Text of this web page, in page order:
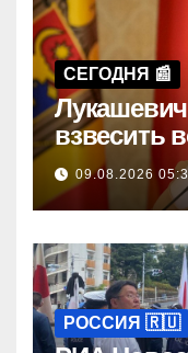
СЕГОДНЯ 📰
взвесить
выхода из
09.08.2026
РОССИЯ 🇷🇺